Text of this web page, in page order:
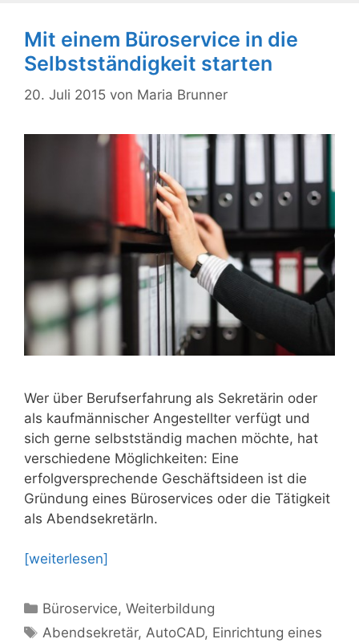
Mit einem Büroservice in die
Selbstständigkeit starten
20. Juli 2015 von Maria Brunner
Wer über Berufserfahrung als Sekretärin oder
als kaufmännischer Angestellter verfügt und
sich gerne selbstständig machen möchte, hat
verschiedene Möglichkeiten: Eine
erfolgversprechende Geschäftsideen ist die
Gründung eines Büroservices oder die Tätigkeit
als AbendsekretärIn.
[weiterlesen]
Kategorien
Büroservice,Weiterbildung
Schlagwörter
Abendsekretär,AutoCAD, Einrichtung eines